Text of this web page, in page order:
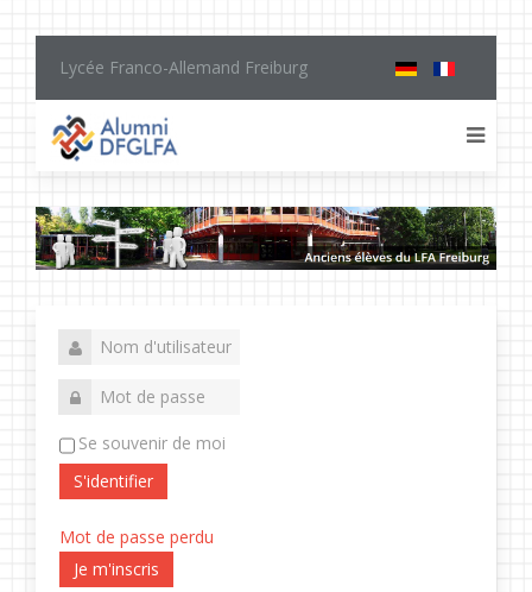
Lycée Franco-Allemand Freiburg
Se souvenir de moi
S'identifier
Mot de passe perdu
Je m'inscris